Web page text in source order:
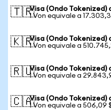
🇹🇷Visa (Ondo Tokenized)
1 Von equivale a
🇰🇷Visa (Ondo Tokenized)
1 Von equivale a
🇷🇺Visa (Ondo Tokenized)
1 Von equivale a
🇨🇦Visa (Ondo Tokenized)
1 Von equivale a 506,09